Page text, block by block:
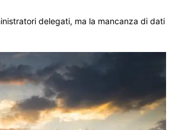
delegati, ma la mancanza di dati